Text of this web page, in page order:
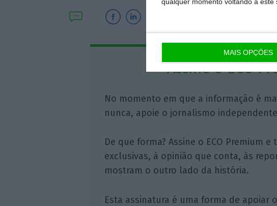
MAIS OPÇÕES
Assine o ECO
No momento em que a informação é
nunca, apoie o jornalismo
De que forma? Assine o ECO Premium
exclusivas, à opinião que conta, às
mostram o outro lado da história.
Esta assinatura é uma forma de apoiar